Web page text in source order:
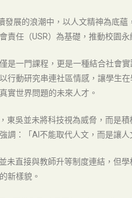
展的浪潮中，以人文精神為底
責任（USR）為基礎，推動校園
是一門課程，更是一種結合社會
行動研究串連社區情感，讓學生
實世界問題的未來人才。
東吳並未將科技視為威脅，而是
調：「AI不能取代人文，而是讓
未直接與教師升等制度連結，但
新樣貌。